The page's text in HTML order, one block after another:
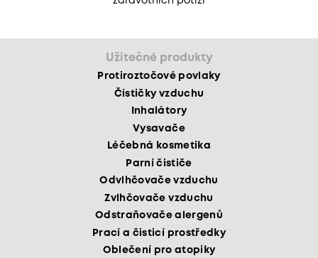
Užitečné produkty
Protiroztočové povlaky
Čističky vzduchu
Inhalátory
Vysavače
Léčebná kosmetika
Parní čističe
Odvlhčovače vzduchu
Zvlhčovače vzduchu
Odstraňovače alergenů
Prací a čisticí prostředky
Oblečení pro atopiky